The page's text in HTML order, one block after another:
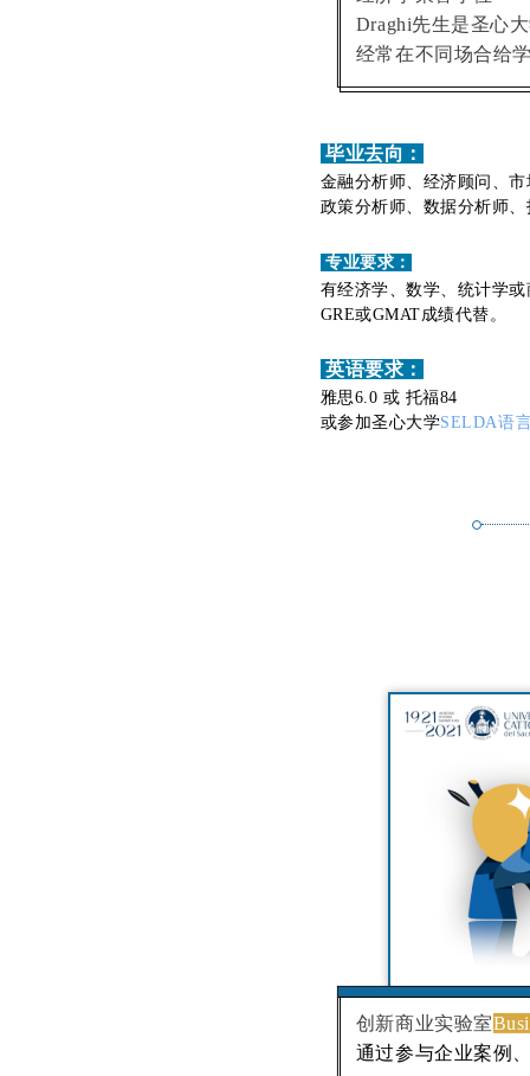
Draghi先生是圣心
经常在不同场合给
毕业去向：
金融分析师、经济顾问、
政策分析师、数据分析师
专业要求：
有经济学、数学、统计学
GRE或GMAT成绩代替。
英语要求：
雅思6.0 或 托福84
或参加圣心大学SELDA语
创新商业实验室
通过参与企业案例